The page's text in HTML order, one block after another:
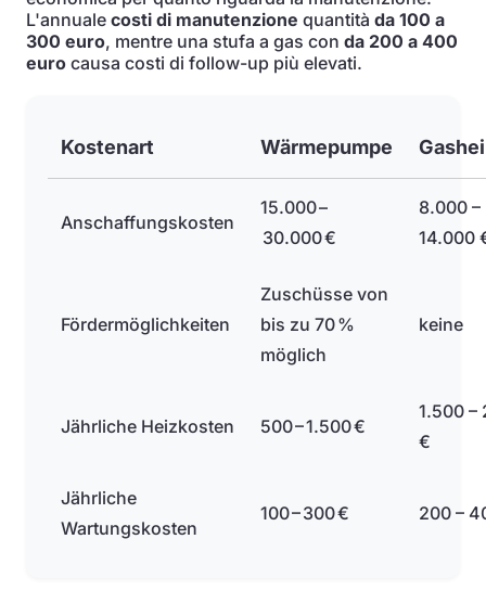
L'annuale costi di manutenzione quantità da 100 a
300 euro, mentre una stufa a gas con da 200 a 400
euro causa costi di follow-up più elevati.
Kostenart Wärmepumpe
Anschaffungskosten
15.000 –
30.000 €
8.000 –
14.000
Fördermöglichkeiten
Zuschüsse von
bis zu 70 %
möglich
keine
Jährliche Heizkosten 500 – 1.500 €
1.500 –
€
Jährliche
Wartungskosten
100 – 300 € 200 –